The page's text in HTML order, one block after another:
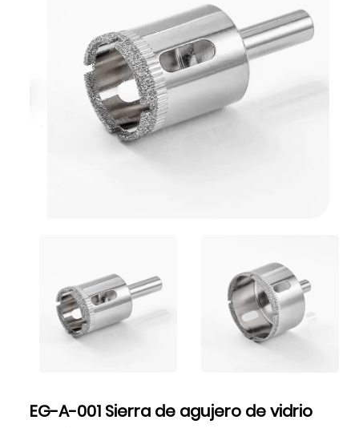
EG-A-001 Sierra de agujero de vidrio